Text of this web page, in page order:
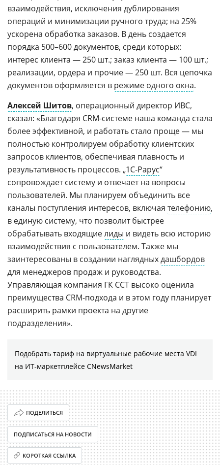
взаимодействия, исключения дублирования
операций и минимизации ручного труда; на 25%
ускорена обработка заказов. В день создается
порядка 500–600 документов, среди которых:
интерес клиента — 250 шт.; заказ клиента — 100 шт.;
реализации, ордера и прочие — 250 шт. Вся цепочка
документов оформляется в режиме одного окна.
Алексей Шитов, операционный директор ИВС,
сказал: «Благодаря CRM-системе наша команда стала
более эффективной, и работать стало проще — мы
полностью контролируем обработку клиентских
запросов клиентов, обеспечивая плавность и
результативность процессов. „1С-Рарус“
сопровождает систему и отвечает на вопросы
пользователей. Мы планируем объединить все
каналы поступления интересов, включая телефонию,
в единую систему, что позволит быстрее
обрабатывать входящиелиды и видеть всю историю
взаимодействия с пользователем. Также мы
заинтересованы в создании наглядныхдашбордов
для менеджеров продаж и руководства.
Управляющая компания ГК ССТ высоко оценила
преимущества CRM-подхода и в этом году планирует
расширить рамки проекта на другие
подразделения».
Подобрать тариф на виртуальные рабочие места VDI
на ИТ-маркетплейсе CNewsMarket
ПОДЕЛИТЬСЯ
ПОДПИСАТЬСЯ НА НОВОСТИ
КОРОТКАЯ ССЫЛКА